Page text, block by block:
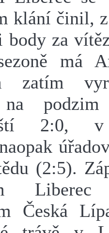
klání činil,
body za
má
zatím
2:0,
(2:5).
Česká